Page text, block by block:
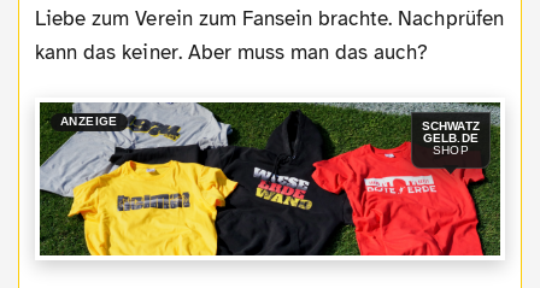
Liebe zum Verein zum Fansein brachte. Nachprüfen
kann das keiner. Aber muss man das auch?
ANZEIGE
SCHWATZ
GELB.DE
SHOP